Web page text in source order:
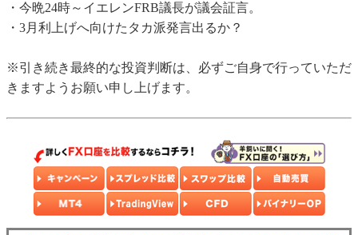
・今晩24時～イエレンFRB議長が議会証言。
・3月利上げへ向けたタカ派発言出るか？
※引き続き最終的な投資判断は、必ずご自身で行っていただ
きますようお願い申し上げます。